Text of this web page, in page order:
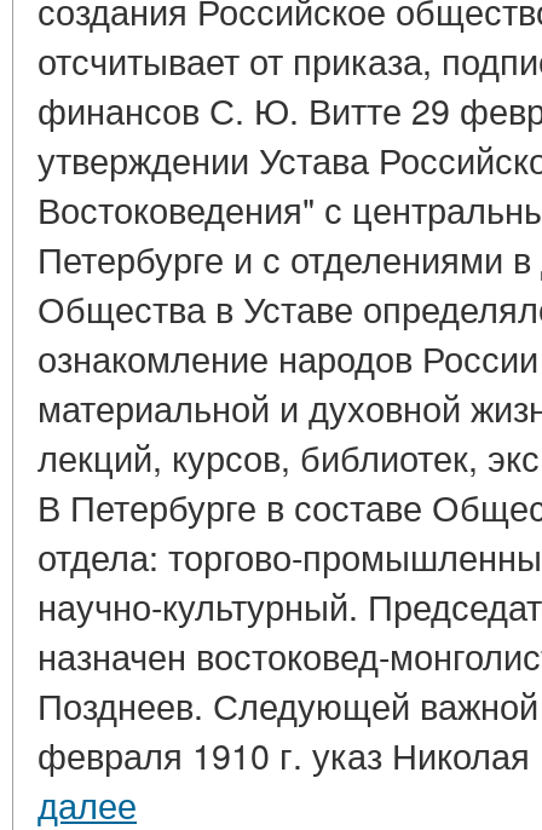
создания Российское
отсчитывает от приказа,
финансов С. Ю. Витте 29
утверждении Устава
Востоковедения" с
Петербурге и с отделениями
Общества в Уставе
ознакомление народов
материальной и духовной
лекций, курсов, библиотек,
В Петербурге в составе
отдела: торгово-
научно-культурный.
назначен востоковед-
Позднеев. Следующей
февраля 1910 г. указ
далее